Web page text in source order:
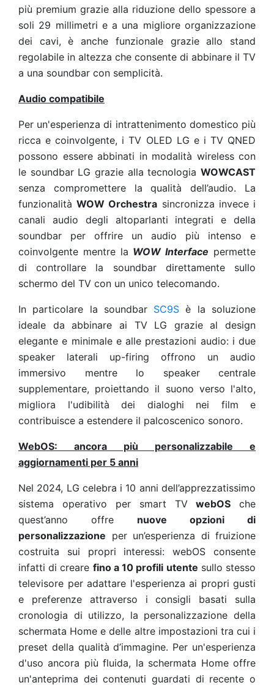
più premium grazie alla riduzione dello spessore a
soli 29 millimetri e a una migliore organizzazione
dei cavi, è anche funzionale grazie allo stand
regolabile in altezza che consente di abbinare il TV
a una soundbar con semplicità.
Audio compatibile
Per un'esperienza di intrattenimento domestico più
ricca e coinvolgente, i TV OLED LG e i TV QNED
possono essere abbinati in modalità wireless con
le soundbar LG grazie alla tecnologia WOWCAST
senza compromettere la qualità dell’audio. La
funzionalitàWOW Orchestra sincronizza invece i
canali audio degli altoparlanti integrati e della
soundbar per offrire un audio più intenso e
coinvolgente mentre la WOW Interface permette
di controllare la soundbar direttamente sullo
schermo del TV con un unico telecomando.
In particolare la soundbar SC9S è la soluzione
ideale da abbinare ai TV LG grazie al design
elegante e minimale e alle prestazioni audio: i due
speaker laterali up-firing offrono un audio
immersivo mentre lo speaker centrale
supplementare, proiettando il suono verso l'alto,
migliora l'udibilità dei dialoghi nei film e
contribuisce a estendere il palcoscenico sonoro.
WebOS: ancora più personalizzabile e
aggiornamenti per 5 anni
Nel 2024, LG celebra i 10 anni dell’apprezzatissimo
sistema operativo per smart TV webOS che
quest’anno offre nuove opzioni di
personalizzazione per un’esperienza di fruizione
costruita sui propri interessi: webOS consente
infatti di creare fino a 10 profili utente sullo stesso
televisore per adattare l'esperienza ai propri gusti
e preferenzeattraverso i consigli basati sulla
cronologia di utilizzo, la personalizzazione della
schermata Home e delle altre impostazioni tra cui i
preset della qualità d’immagine. Per un'esperienza
d'uso ancora più fluida, la schermata Home offre
un'anteprima dei contenuti guardati di recente o